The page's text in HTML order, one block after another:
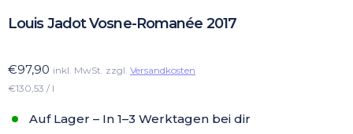
Louis Jadot Vosne-Romanée 2017
€97,90 inkl. MwSt. zzgl. Versandkosten
€130,53 / l
Auf Lager – In 1–3 Werktagen bei dir